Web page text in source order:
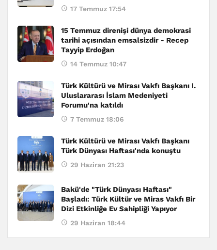
17 Temmuz 17:54
15 Temmuz direnişi dünya demokrasi
tarihi açısından emsalsizdir - Recep
Tayyip Erdoğan
14 Temmuz 10:47
Türk Kültürü ve Mirası Vakfı Başkanı I.
Uluslararası İslam Medeniyeti
Forumu'na katıldı
7 Temmuz 18:06
Türk Kültürü ve Mirası Vakfı Başkanı
Türk Dünyası Haftası'nda konuştu
29 Haziran 21:23
Bakü'de "Türk Dünyası Haftası"
Başladı: Türk Kültür ve Miras Vakfı Bir
Dizi Etkinliğe Ev Sahipliği Yapıyor
29 Haziran 18:44